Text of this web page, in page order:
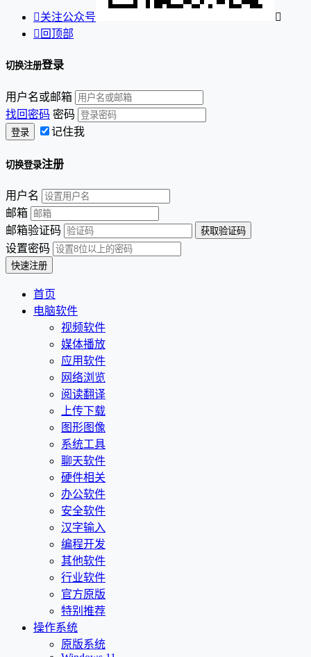
关注公众号

 回顶部
切换注册登录
用户名或邮箱
找回密码 密码
记住我
切换登录注册
用户名
邮箱
邮箱验证码
设置密码
首页
电脑软件
视频软件
媒体播放
应用软件
网络浏览
阅读翻译
上传下载
图形图像
系统工具
聊天软件
硬件相关
办公软件
安全软件
汉字输入
编程开发
其他软件
行业软件
官方原版
特别推荐
操作系统
原版系统